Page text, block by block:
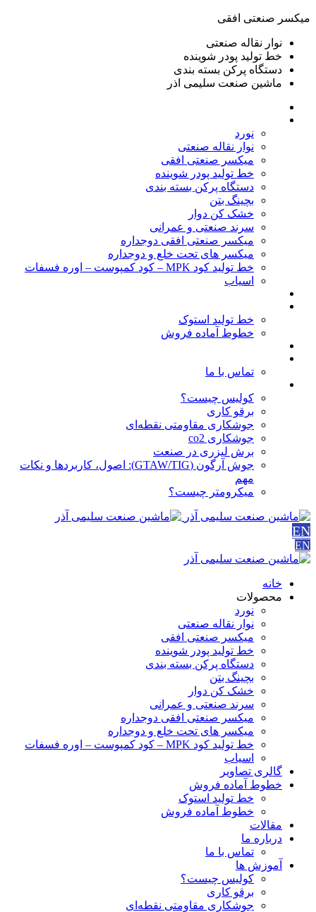
ميكسر صنعتی افقی
نوار نقاله صنعتی
خط تولید پودر شوينده
دستگاه پرکن بسته بندی
ماشين صنعت سليمی اذر
نورد
نوار نقاله صنعتی
ميكسر صنعتی افقی
خط تولید پودر شوينده
دستگاه پرکن بسته بندی
بچينگ بتن
خشک کن دوار
سرند صنعتی و عمرانی
میکسر صنعتی افقی دوجداره
میکسر های تحت خلع و دوجداره
خط تولید کود MPK – کود کمپوست – اوره فسفات
اسیاب
خط تولید استوک
خطوط آماده فروش
تماس با ما
کولیس چیست؟
برقو کاری
جوشکاری مقاومتی نقطه‌ای
جوشکاری co2
برش لیزری در صنعت
جوش آرگون (GTAW/TIG): اصول، کاربردها و نکات
مهم
میکرومتر چیست؟
EN
EN
خانه
محصولات
نورد
نوار نقاله صنعتی
ميكسر صنعتی افقی
خط تولید پودر شوينده
دستگاه پرکن بسته بندی
بچينگ بتن
خشک کن دوار
سرند صنعتی و عمرانی
میکسر صنعتی افقی دوجداره
میکسر های تحت خلع و دوجداره
خط تولید کود MPK – کود کمپوست – اوره فسفات
اسیاب
گالری تصاویر
خطوط آماده فروش
خط تولید استوک
خطوط آماده فروش
مقالات
درباره ما
تماس با ما
آموزش ها
کولیس چیست؟
برقو کاری
جوشکاری مقاومتی نقطه‌ای